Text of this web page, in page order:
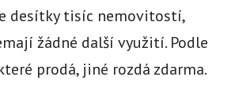
desítky tisíc nemovitostí,
žádné další využití. Podle
prodá, jiné rozdá zdarma.